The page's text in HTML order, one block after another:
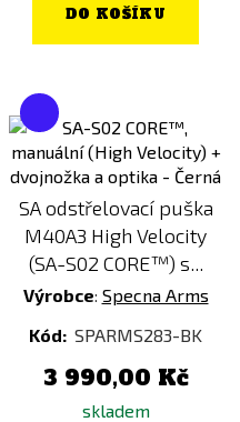
DO KOŠÍKU
SA odstřelovací puška
M40A3 High Velocity
(SA-S02 CORE™) s...
Výrobce: Specna Arms
Kód: SPARMS283-BK
3 990,00 Kč
skladem